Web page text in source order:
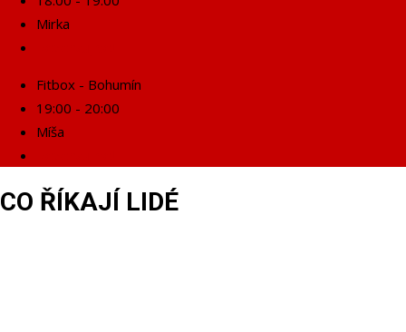
Mirka
Fitbox - Bohumín
19:00 - 20:00
Míša
CO ŘÍKAJÍ LIDÉ